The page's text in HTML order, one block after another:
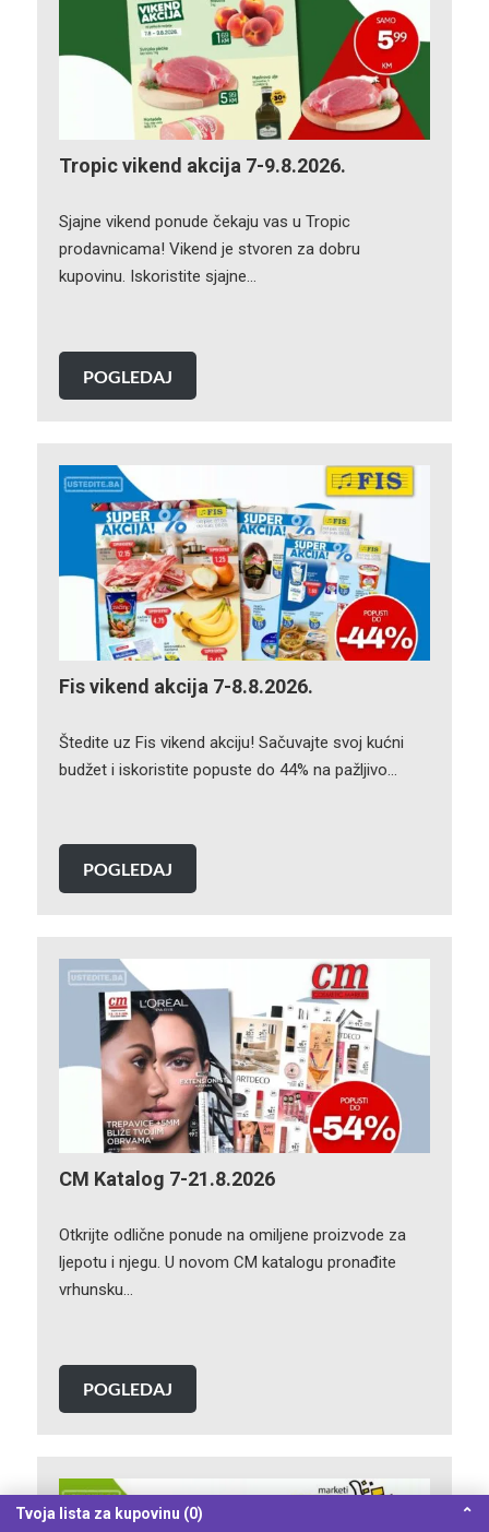
Tropic vikend akcija 7-9.8.2026.
Sjajne vikend ponude čekaju vas u Tropic
prodavnicama! Vikend je stvoren za dobru
kupovinu. Iskoristite sjajne…
POGLEDAJ
Fis vikend akcija 7-8.8.2026.
Štedite uz Fis vikend akciju! Sačuvajte svoj kućni
budžet i iskoristite popuste do 44% na pažljivo…
POGLEDAJ
CM Katalog 7-21.8.2026
Otkrijte odlične ponude na omiljene proizvode za
ljepotu i njegu. U novom CM katalogu pronađite
vrhunsku…
POGLEDAJ
Tvoja lista za kupovinu (0) ⌃